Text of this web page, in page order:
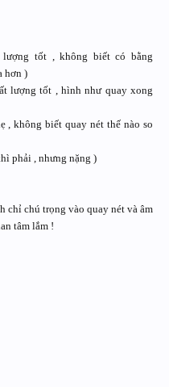
tốt , không biết có bằng
hơn )
lượng tốt , hình như quay xong
, không biết quay nét thế nào so
phải , nhưng nặng )
chỉ chú trọng vào quay nét và âm
tâm lắm !